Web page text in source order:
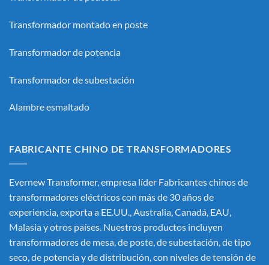
Transformador montado en poste
Transformador de potencia
Transformador de subestación
Alambre esmaltado
FABRICANTE CHINO DE TRANSFORMADORES
Evernew Transformer, empresa líder Fabricantes chinos de
transformadores eléctricoscon más de 30 años de
experiencia, exporta a EE.UU., Australia, Canadá, EAU,
Malasia y otros países. Nuestros productos incluyen
transformadores de mesa, de poste, de subestación, de tipo
seco, de potencia y de distribución, con niveles de tensión de